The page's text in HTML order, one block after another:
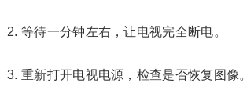
2. 等待一分钟左右，让电视完全断电。
3. 重新打开电视电源，检查是否恢复图像。